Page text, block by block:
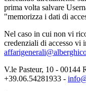
prima volta salvare
"memorizza i dati di
Nel caso in cui non vi
credenziali di accesso vi
V.le Pasteur, 10 - 00144
+39.06.54281933 -